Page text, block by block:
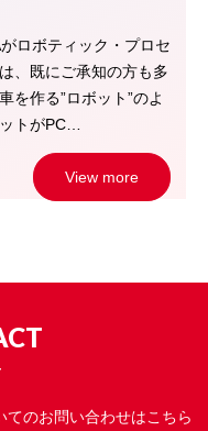
ロボティック・プロセ
、既にご承知の方も多
を作る”ロボット”のよ
トがPC…
View more
てのお問い合わせはこちら